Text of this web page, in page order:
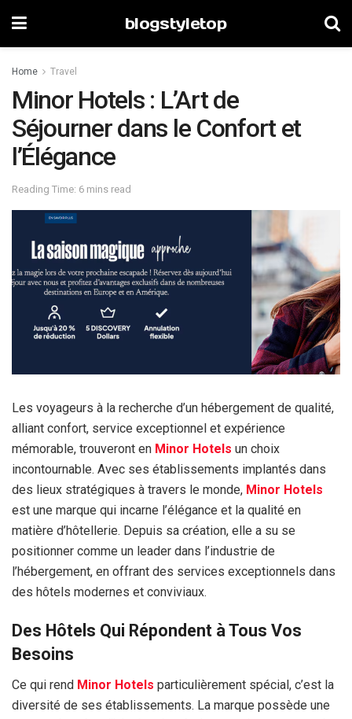
blogstyletop
Home Travel
Minor Hotels : L’Art de
Séjourner dans le Confort et
l’Élégance
Reading Time: 6 mins read
Les voyageurs à la recherche d’un hébergement de qualité,
alliant confort, service exceptionnel et expérience
mémorable, trouveront en Minor Hotels un choix
incontournable. Avec ses établissements implantés dans
des lieux stratégiques à travers le monde, Minor Hotels
est une marque qui incarne l’élégance et la qualité en
matière d’hôtellerie. Depuis sa création, elle a su se
positionner comme un leader dans l’industrie de
l’hébergement, en offrant des services exceptionnels dans
des hôtels modernes et conviviaux.
Des Hôtels Qui Répondent à Tous Vos
Besoins
Ce qui rend Minor Hotels particulièrement spécial, c’est la
diversité de ses établissements. La marque possède une